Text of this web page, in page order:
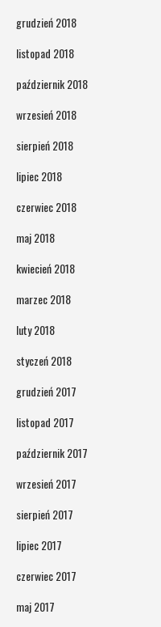
grudzień 2018
listopad 2018
październik 2018
wrzesień 2018
sierpień 2018
lipiec 2018
czerwiec 2018
maj 2018
kwiecień 2018
marzec 2018
luty 2018
styczeń 2018
grudzień 2017
listopad 2017
październik 2017
wrzesień 2017
sierpień 2017
lipiec 2017
czerwiec 2017
maj 2017